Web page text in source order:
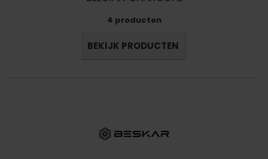
4 producten
BEKIJK PRODUCTEN